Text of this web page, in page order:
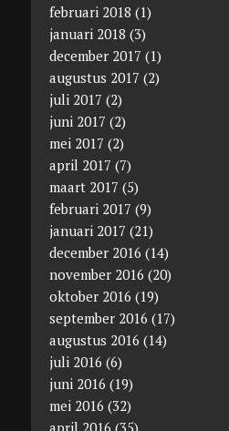
februari 2018 (1)
januari 2018 (3)
december 2017 (1)
augustus 2017 (2)
juli 2017 (2)
juni 2017 (2)
mei 2017 (2)
april 2017 (7)
maart 2017 (5)
februari 2017 (9)
januari 2017 (21)
december 2016 (14)
november 2016 (20)
oktober 2016 (19)
september 2016 (17)
augustus 2016 (14)
juli 2016 (6)
juni 2016 (19)
mei 2016 (32)
april 2016 (35)